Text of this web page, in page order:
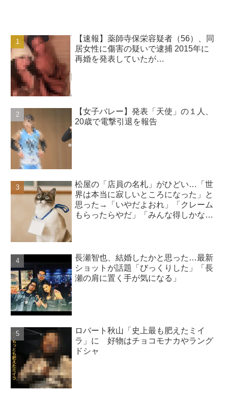
【速報】薬師寺保栄容疑者（56）、同
居女性に傷害の疑いで逮捕 2015年に
再婚を発表していたが…
【女子バレー】発表「天使」の１人、
20歳で電撃引退を報告
松屋の「店員の名札」がひどい…「世
界は本当に寂しいところになった」と
思った→「いやだよおれ」「クレーム
もらったらやだ」「みんな得しかな
長瀬智也、結婚したかと思った…最新
ショットが話題「びっくりした」「長
瀬の肩に置く手が気になる」
ロバート秋山「史上最も肥えたミイ
ラ」に 好物はチョコモナカやラング
ドシャ